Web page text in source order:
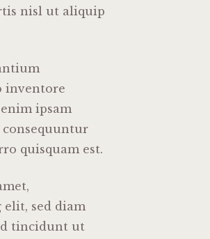
nisl ut aliquip
inventore
ipsam
quisquam est.
elit, sed diam
tincidunt ut